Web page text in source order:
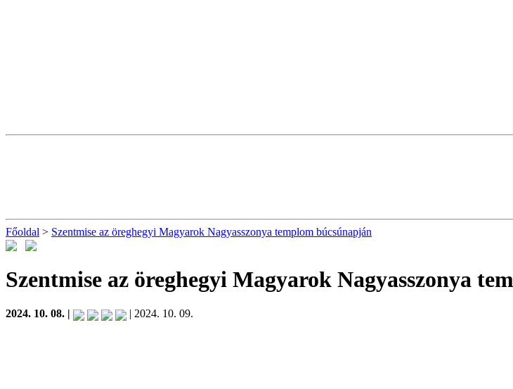
Főoldal > Szentmise az öreghegyi Magyarok Nagyasszonya templom búcsúnapján
Szentmise az öreghegyi Magyarok Nagyasszonya
2024. 10. 08. | | 2024. 10. 09.